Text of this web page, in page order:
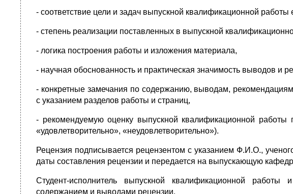
- соответствие цели и задач выпускной квалификационной
- степень реализации поставленных в выпускной
- логика построения работы и изложения материала,
- научная обоснованность и практическая значимость выводов и
- конкретные замечания по содержанию, выводам,
с указанием разделов работы и страниц,
- рекомендуемую оценку выпускной квалификационной работы
«удовлетворительно», «неудовлетворительно»).
Рецензия подписывается рецензентом с указанием Ф.И.О.,
даты составления рецензии и передается на выпускающую
Студент-исполнитель выпускной квалификационной
содержанием и выводами рецензии.